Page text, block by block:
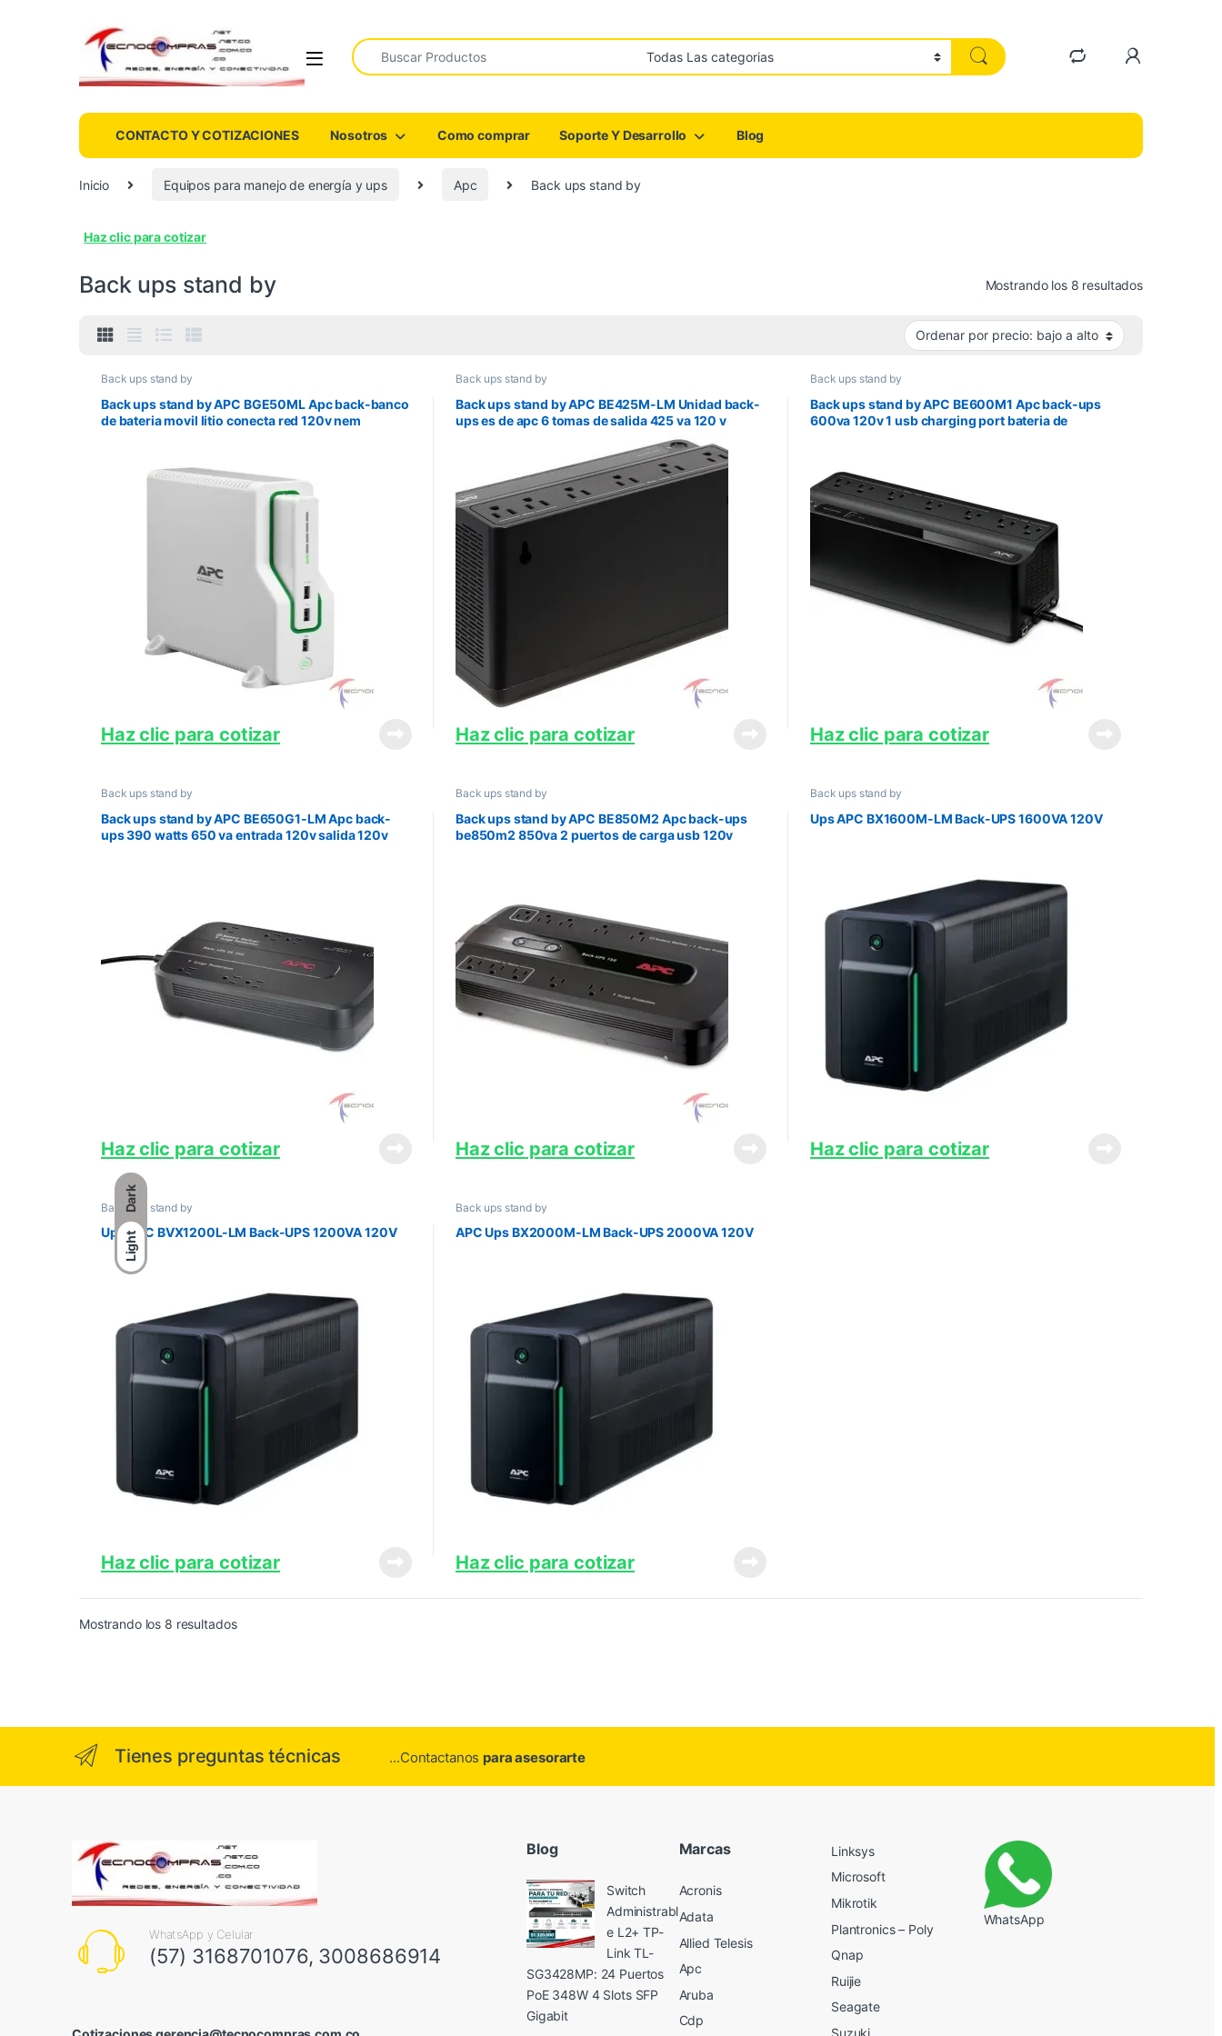
Dark
Light
Search for:
CONTACTO Y COTIZACIONES Nosotros Como comprar Soporte Y Desarrollo Blog
Inicio Equipos para manejo de energía y ups Apc Back ups stand by
Haz clic para cotizar
Back ups stand by Mostrando los 8 resultadosOrdenado
Back ups stand by
Back ups stand by APC BGE50ML Apc back-banco
de bateria movil litio conecta red 120v nem
Haz clic para cotizar
Back ups stand by
Back ups stand by APC BE425M-LM Unidad back-
ups es de apc 6 tomas de salida 425 va 120 v
Haz clic para cotizar
Back ups stand by
Back ups stand by APC BE600M1 Apc back-ups
600va 120v 1 usb charging port bateria de
Haz clic para cotizar
Back ups stand by
Back ups stand by APC BE650G1-LM Apc back-
ups 390 watts 650 va entrada 120v salida 120v
Haz clic para cotizar
Back ups stand by
Back ups stand by APC BE850M2 Apc back-ups
be850m2 850va 2 puertos de carga usb 120v
Haz clic para cotizar
Back ups stand by
Ups APC BX1600M-LM Back-UPS 1600VA 120V
Haz clic para cotizar
Back ups stand by
Ups APC BVX1200L-LM Back-UPS 1200VA 120V
Haz clic para cotizar
Back ups stand by
APC Ups BX2000M-LM Back-UPS 2000VA 120V
Haz clic para cotizar
Mostrando los 8 resultadosOrdenado por precio: bajo a alto
Tienes preguntas técnicas ...Contactanos para asesorarte
WhatsApp y Celular
(57) 3168701076, 3008686914
Blog
Switch
Administrabl
e L2+ TP-
Link TL-
SG3428MP: 24 Puertos
PoE 348W 4 Slots SFP
Gigabit
Marcas
Acronis
Adata
Allied Telesis
Apc
Aruba
Cdp
Linksys
Microsoft
Mikrotik
Plantronics – Poly
Qnap
Ruijie
Seagate
Suzuki
WhatsApp